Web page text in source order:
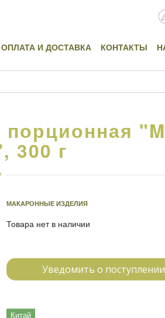
ОПЛАТА И ДОСТАВКА КОНТАКТЫ
300 г
МАКАРОННЫЕ ИЗДЕЛИЯ
Товара нет в наличии
Уведомить о поступлении
Китай